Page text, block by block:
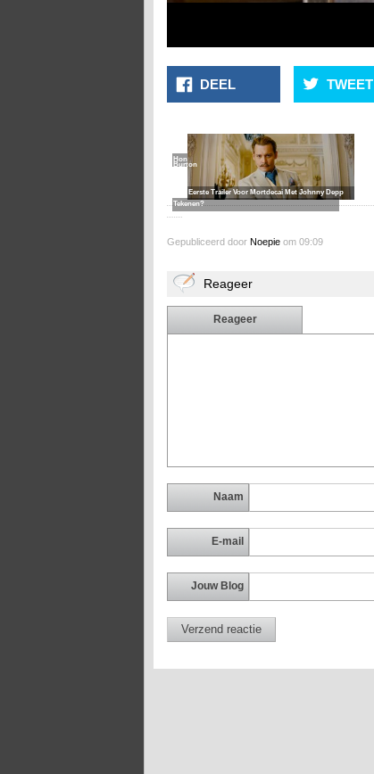
DEEL TWEET
Hond
Eerste Trailer Voor Mortdecai Met Johnny Depp
Burton
Tekenen?
Gepubliceerd door Noepie om 09:09
Reageer
Reageer
Naam
E-mail
Jouw Blog